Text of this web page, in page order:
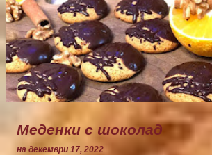
Меденки с шоколад
на декември 17, 2022